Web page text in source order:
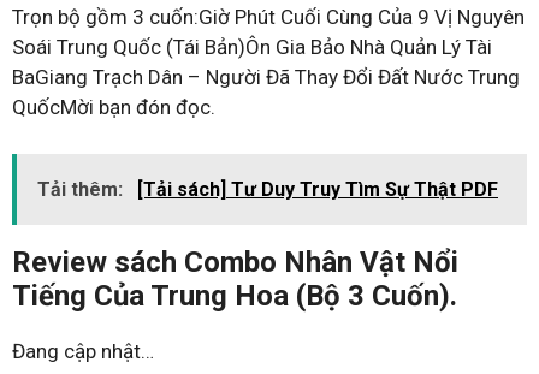
Trọn bộ gồm 3 cuốn:Giờ Phút Cuối Cùng Của 9 Vị Nguyên
Soái Trung Quốc (Tái Bản)Ôn Gia Bảo Nhà Quản Lý Tài
BaGiang Trạch Dân – Người Đã Thay Đổi Đất Nước Trung
QuốcMời bạn đón đọc.
Tải thêm: [Tải sách] Tư Duy Truy Tìm Sự Thật PDF
Review sách Combo Nhân Vật Nổi
Tiếng Của Trung Hoa (Bộ 3 Cuốn).
Đang cập nhật…